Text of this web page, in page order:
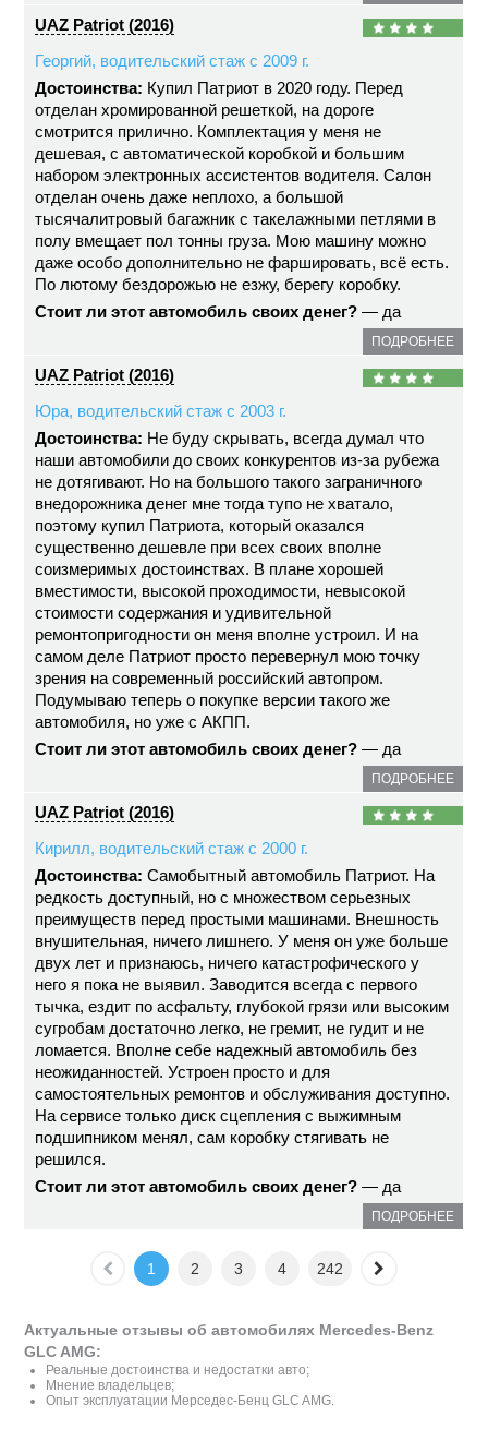
UAZ Patriot (2016)
Георгий, водительский стаж с 2009 г.
Достоинства: Купил Патриот в 2020 году. Перед
отделан хромированной решеткой, на дороге
смотрится прилично. Комплектация у меня не
дешевая, с автоматической коробкой и большим
набором электронных ассистентов водителя. Салон
отделан очень даже неплохо, а большой
тысячалитровый багажник с такелажными петлями в
полу вмещает пол тонны груза. Мою машину можно
даже особо дополнительно не фаршировать, всё есть.
По лютому бездорожью не езжу, берегу коробку.
Стоит ли этот автомобиль своих денег? — да
ПОДРОБНЕЕ
UAZ Patriot (2016)
Юра, водительский стаж с 2003 г.
Достоинства: Не буду скрывать, всегда думал что
наши автомобили до своих конкурентов из-за рубежа
не дотягивают. Но на большого такого заграничного
внедорожника денег мне тогда тупо не хватало,
поэтому купил Патриота, который оказался
существенно дешевле при всех своих вполне
соизмеримых достоинствах. В плане хорошей
вместимости, высокой проходимости, невысокой
стоимости содержания и удивительной
ремонтопригодности он меня вполне устроил. И на
самом деле Патриот просто перевернул мою точку
зрения на современный российский автопром.
Подумываю теперь о покупке версии такого же
автомобиля, но уже с АКПП.
Стоит ли этот автомобиль своих денег? — да
ПОДРОБНЕЕ
UAZ Patriot (2016)
Кирилл, водительский стаж с 2000 г.
Достоинства: Самобытный автомобиль Патриот. На
редкость доступный, но с множеством серьезных
преимуществ перед простыми машинами. Внешность
внушительная, ничего лишнего. У меня он уже больше
двух лет и признаюсь, ничего катастрофического у
него я пока не выявил. Заводится всегда с первого
тычка, ездит по асфальту, глубокой грязи или высоким
сугробам достаточно легко, не гремит, не гудит и не
ломается. Вполне себе надежный автомобиль без
неожиданностей. Устроен просто и для
самостоятельных ремонтов и обслуживания доступно.
На сервисе только диск сцепления с выжимным
подшипником менял, сам коробку стягивать не
решился.
Стоит ли этот автомобиль своих денег? — да
ПОДРОБНЕЕ
1 2 3 4 242
Актуальные отзывы об автомобилях Mercedes-Benz
GLC AMG:
Реальные достоинства и недостатки авто;
Мнение владельцев;
Опыт эксплуатации Мерседес-Бенц GLC AMG.